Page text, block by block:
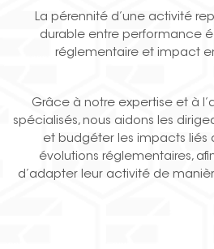
La pérennité d’une activité
durable entre performance
réglementaire et impact
Grâce à notre expertise et à
spécialisés, nous aidons les
et budgéter les impacts liés
évolutions réglementaires,
d’adapter leur activité de